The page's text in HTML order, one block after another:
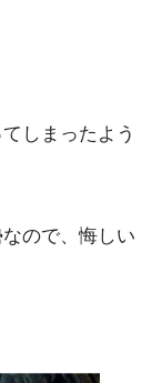
しまったよう
ので、悔しい